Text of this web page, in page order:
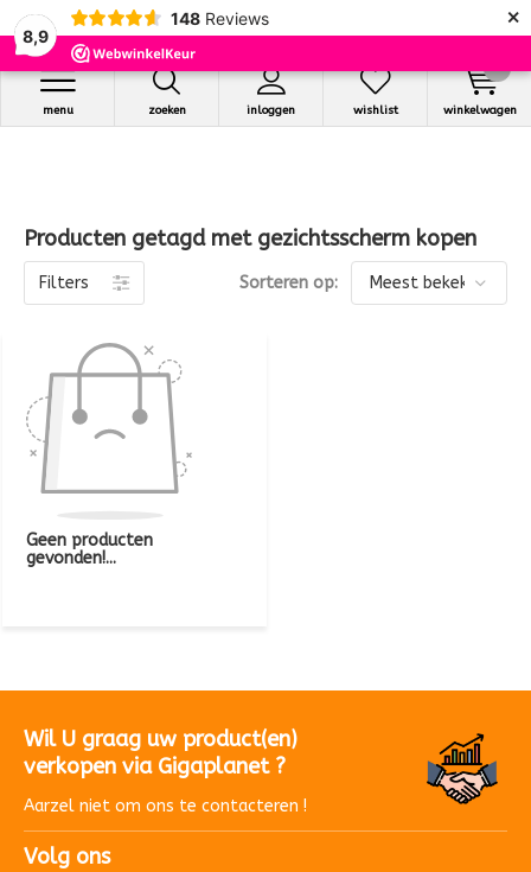
8,9
148 Reviews ×
zoeken inloggen
menu wishlist winkelwagen
Producten getagd met gezichtsscherm kopen
Filters Sorteren op:
Geen producten
gevonden!...
Wil U graag uw product(en)
verkopen via Gigaplanet ?
Aarzel niet om ons te contacteren !
Volg ons